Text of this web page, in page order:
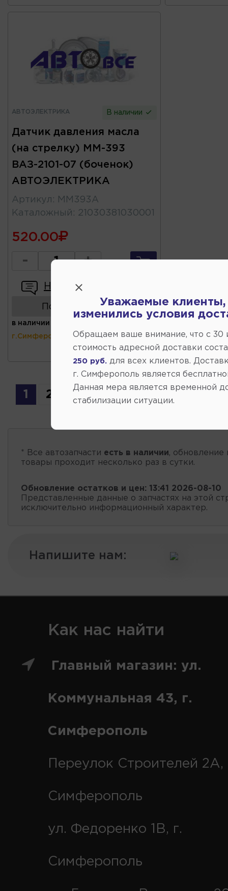
АВТОЭЛЕКТРИКА В наличии
Датчик давления масла
(на стрелку) ММ-393
ВАЗ-2101-07 (боченок)
АВТОЭЛЕКТРИКА
Артикул :
ММ393А
Каталожный : 21030381030001
520.00
- +
Написать отзыв
Показать аналоги
в наличии
г.Симферополь)
1 2 3
* Все автозапчасти есть в наличии, обновление
товары проходит несколько раз в сутки.
Обновление остатков и цен: 13:41 2026-08-10
Представленные данные о запчастях на этой
исключительно информационный характер.
Напишите нам:
Как нас найти
Главный магазин: ул.
Коммунальная 43, г.
Симферополь
Переулок Строителей 2А,
Симферополь
ул. Федоренко 1В, г.
Симферополь
Уважаемые клиенты,
изменились условия
Обращаем ваше внимание, что c 30
стоимость адресной доставки
250 руб.
для всех клиентов.
г. Симферополь является
Данная мера является временной
стабилизации ситуации.